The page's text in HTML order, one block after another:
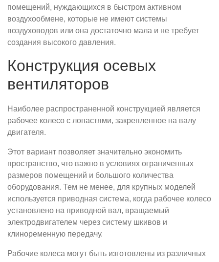
помещений, нуждающихся в быстром активном
воздухообмене, которые не имеют системы
воздуховодов или она достаточно мала и не требует
создания высокого давления.
Конструкция осевых
вентиляторов
Наиболее распространенной конструкцией является
рабочее колесо с лопастями, закрепленное на валу
двигателя.
Этот вариант позволяет значительно экономить
пространство, что важно в условиях ограниченных
размеров помещений и большого количества
оборудования. Тем не менее, для крупных моделей
используется приводная система, когда рабочее колесо
установлено на приводной вал, вращаемый
электродвигателем через систему шкивов и
клиноременную передачу.
Рабочие колеса могут быть изготовлены из различных